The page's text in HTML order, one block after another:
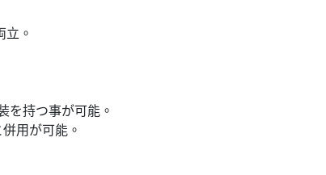
立。
を持つ事が可能。
用が可能。